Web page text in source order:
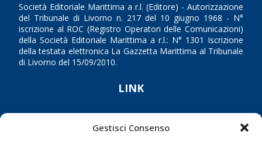
Gestisci Consenso
Società Editoriale Marittima a r.l. (Editore) - Autorizzazione
del Tribunale di Livorno n. 217 del 10 giugno 1968 - N°
iscrizione al ROC (Registro Operatori delle Comunicazioni)
della Società Editoriale Marittima a r.l.: N° 1301 Iscrizione
della testata elettronica La Gazzetta Marittima al Tribunale
di Livorno del 15/09/2010.
LINK
Shipping
Porti/Interporti